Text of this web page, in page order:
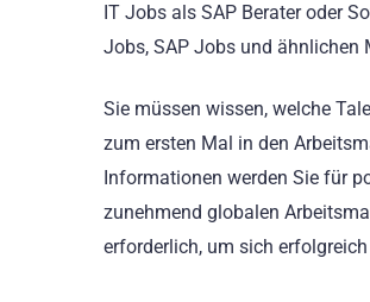
IT Jobs als SAP Berater oder
Jobs, SAP Jobs und ähnlichen
Sie müssen wissen, welche
zum ersten Mal in den
Informationen werden Sie für
zunehmend globalen
erforderlich, um sich